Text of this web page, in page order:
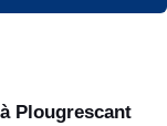
Plougrescant